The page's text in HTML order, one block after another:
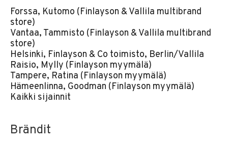
Forssa, Kutomo (Finlayson & Vallila multibrand
store)
Vantaa, Tammisto (Finlayson & Vallila multibrand
store)
Helsinki, Finlayson & Co toimisto, Berlin/Vallila
Raisio, Mylly (Finlayson myymälä)
Tampere, Ratina (Finlayson myymälä)
Hämeenlinna, Goodman (Finlayson myymälä)
Kaikki sijainnit
Brändit